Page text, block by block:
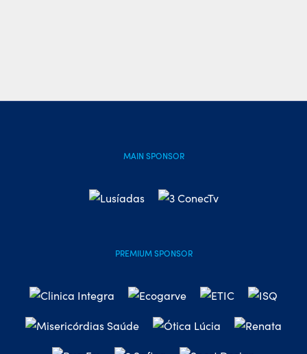
MAIN SPONSOR
PREMIUM SPONSOR